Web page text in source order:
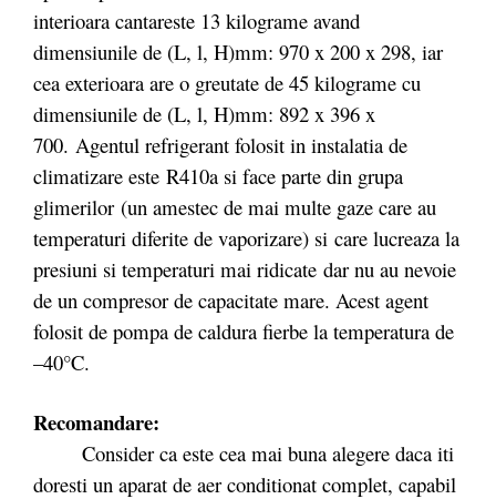
interioara cantareste 13 kilograme avand
dimensiunile de (L, l, H)mm: 970 x 200 x 298, iar
cea exterioara are o greutate de 45 kilograme cu
dimensiunile de (L, l, H)mm: 892 x 396 x
700. Agentul refrigerant folosit in instalatia de
climatizare este R410a si face parte din grupa
glimerilor (un amestec de mai multe gaze care au
temperaturi diferite de vaporizare) si care lucreaza la
presiuni si temperaturi mai ridicate dar nu au nevoie
de un compresor de capacitate mare. Acest agent
folosit de pompa de caldura fierbe la temperatura de
–40°C.
Recomandare:
Consider ca este cea mai buna alegere daca iti
doresti un aparat de aer conditionat complet, capabil